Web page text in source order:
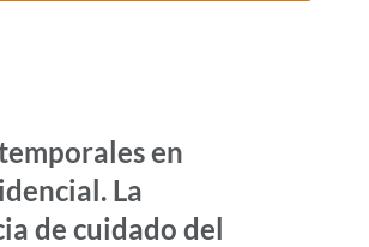
en
La
de cuidado del